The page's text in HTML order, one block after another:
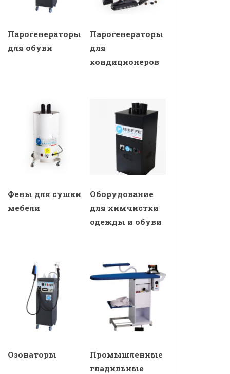
Парогенераторы
для обуви
Парогенераторы
для
кондиционеров
Фены для сушки
мебели
Оборудование
для химчистки
одежды и обуви
Озонаторы
Промышленные
гладильные